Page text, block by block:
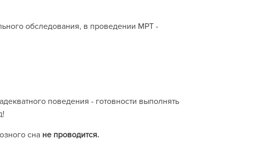
обследования, в проведении МРТ -
поведения - готовности выполнять
сна не проводится.